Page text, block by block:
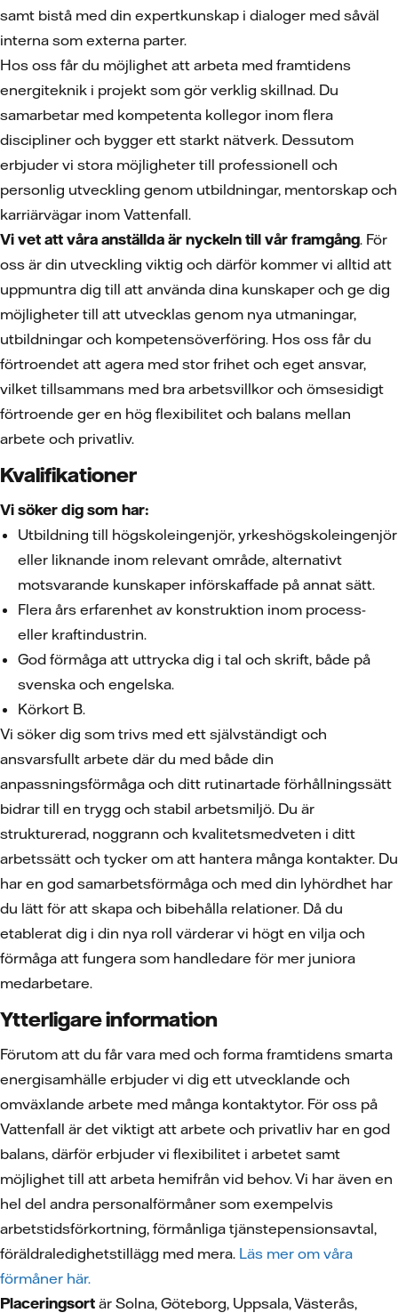
samt bistå med din expertkunskap i dialoger med såväl
interna som externa parter.
Hos oss får du möjlighet att arbeta med framtidens
energiteknik i projekt som gör verklig skillnad. Du
samarbetar med kompetenta kollegor inom flera
discipliner och bygger ett starkt nätverk. Dessutom
erbjuder vi stora möjligheter till professionell och
personlig utveckling genom utbildningar, mentorskap och
karriärvägar inom Vattenfall.
Vi vet att våra anställda är nyckeln till vår framgång. För
oss är din utveckling viktig och därför kommer vi alltid att
uppmuntra dig till att använda dina kunskaper och ge dig
möjligheter till att utvecklas genom nya utmaningar,
utbildningar och kompetensöverföring. Hos oss får du
förtroendet att agera med stor frihet och eget ansvar,
vilket tillsammans med bra arbetsvillkor och ömsesidigt
förtroende ger en hög flexibilitet och balans mellan
arbete och privatliv.
Kvalifikationer
Vi söker dig som har:
Utbildning till högskoleingenjör, yrkeshögskoleingenjör
eller liknande inom relevant område, alternativt
motsvarande kunskaper införskaffade på annat sätt.
Flera års erfarenhet av konstruktion inom process-
eller kraftindustrin.
God förmåga att uttrycka dig i tal och skrift, både på
svenska och engelska.
Körkort B.
Vi söker dig som trivs med ett självständigt och
ansvarsfullt arbete där du med både din
anpassningsförmåga och ditt rutinartade förhållningssätt
bidrar till en trygg och stabil arbetsmiljö. Du är
strukturerad, noggrann och kvalitetsmedveten i ditt
arbetssätt och tycker om att hantera många kontakter. Du
har en god samarbetsförmåga och med din lyhördhet har
du lätt för att skapa och bibehålla relationer. Då du
etablerat dig i din nya roll värderar vi högt en vilja och
förmåga att fungera som handledare för mer juniora
medarbetare.
Ytterligare information
Förutom att du får vara med och forma framtidens smarta
energisamhälle erbjuder vi dig ett utvecklande och
omväxlande arbete med många kontaktytor. För oss på
Vattenfall är det viktigt att arbete och privatliv har en god
balans, därför erbjuder vi flexibilitet i arbetet samt
möjlighet till att arbeta hemifrån vid behov. Vi har även en
hel del andra personalförmåner som exempelvis
arbetstidsförkortning, förmånliga tjänstepensionsavtal,
föräldraledighetstillägg med mera. Läs mer om våra
förmåner här.
Placeringsort är Solna, Göteborg, Uppsala, Västerås,